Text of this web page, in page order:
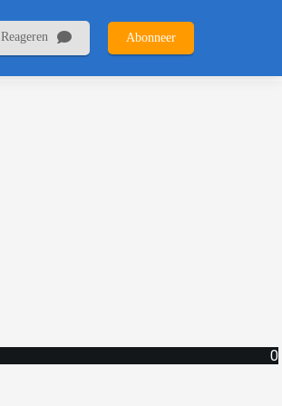
Reageren Abonneer
0